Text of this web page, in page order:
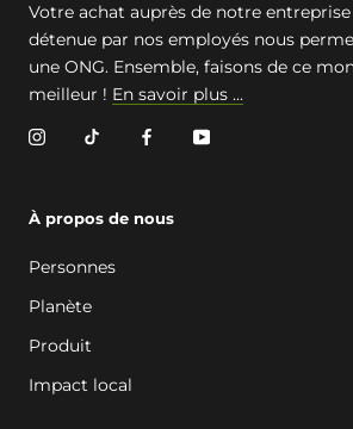
Votre achat auprès de notre
détenue par nos employés nous
une ONG. Ensemble, faisons de ce
meilleur ! En savoir plus ...
À propos de nous
Personnes
Planète
Produit
Impact local